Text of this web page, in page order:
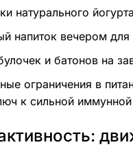
натурального
напиток вечером
и батонов на
ограничения в
к сильной иммунной